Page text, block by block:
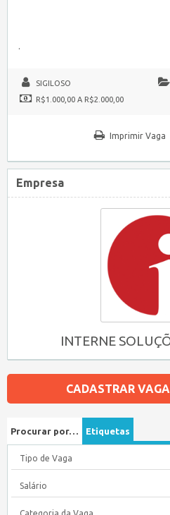
.
SIGILOSO
R$1.000,00 A R$2.000,00
Imprimir Vaga
Empresa
INTERNE
CADASTRAR
Procurar por… Etiquetas
Tipo de Vaga
Salário